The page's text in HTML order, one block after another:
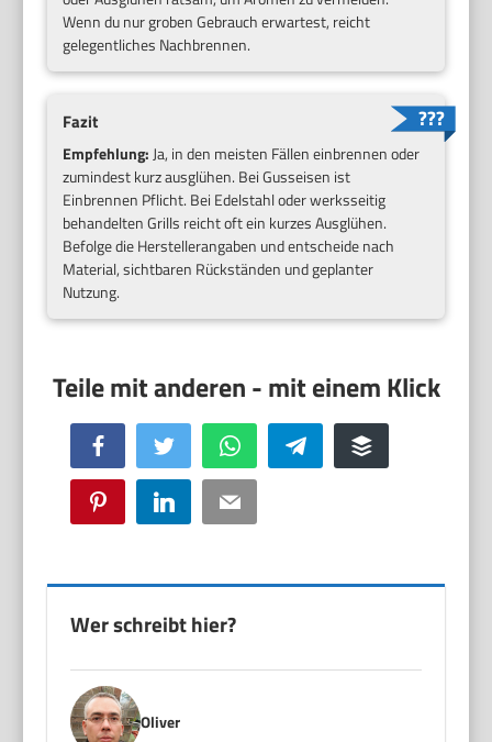
Wenn du nur groben Gebrauch erwartest, reicht
gelegentliches Nachbrennen.
Fazit
Empfehlung: Ja, in den meisten Fällen einbrennen oder
zumindest kurz ausglühen. Bei Gusseisen ist
Einbrennen Pflicht. Bei Edelstahl oder werksseitig
behandelten Grills reicht oft ein kurzes Ausglühen.
Befolge die Herstellerangaben und entscheide nach
Material, sichtbaren Rückständen und geplanter
Nutzung.
Facebook Twitter WhatsApp Telegram Buffer
Pinterest LinkedIn Email
Wer schreibt hier?
Oliver